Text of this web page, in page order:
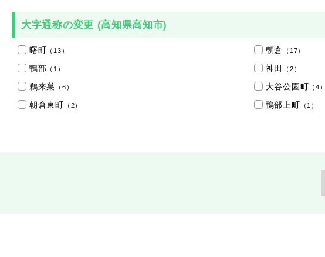
大字通称の変更 (高知県高知市)
曙町 （13） 朝倉 （17）
鴨部 （1） 神田 （2）
鵜来巣 （6） 大谷公園町 （4）
朝倉東町 （2） 鴨部上町 （1）